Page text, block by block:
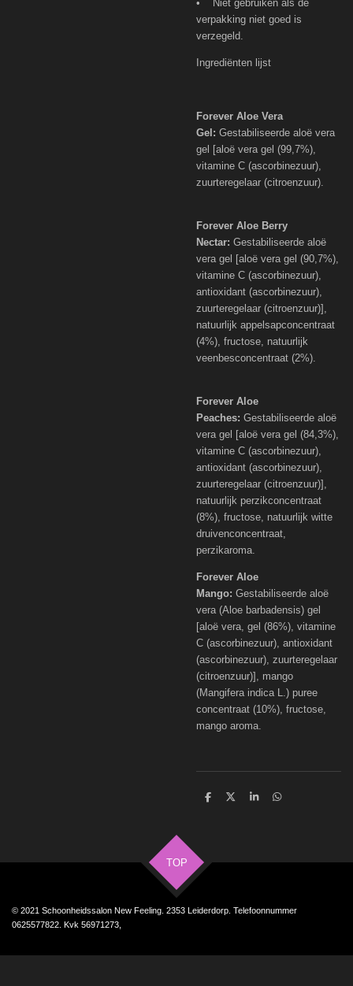
• Niet gebruiken als de
verpakking niet goed is
verzegeld.
Ingrediënten lijst
Forever Aloe Vera
Gel: Gestabiliseerde aloë vera
gel [aloë vera gel (99,7%),
vitamine C (ascorbinezuur),
zuurteregelaar (citroenzuur).
Forever Aloe Berry
Nectar: Gestabiliseerde aloë
vera gel [aloë vera gel (90,7%),
vitamine C (ascorbinezuur),
antioxidant (ascorbinezuur),
zuurteregelaar (citroenzuur)],
natuurlijk appelsapconcentraat
(4%), fructose, natuurlijk
veenbesconcentraat (2%).
Forever Aloe
Peaches: Gestabiliseerde aloë
vera gel [aloë vera gel (84,3%),
vitamine C (ascorbinezuur),
antioxidant (ascorbinezuur),
zuurteregelaar (citroenzuur)],
natuurlijk perzikconcentraat
(8%), fructose, natuurlijk witte
druivenconcentraat,
perzikaroma.
Forever Aloe
Mango: Gestabiliseerde aloë
vera (Aloe barbadensis) gel
[aloë vera, gel (86%), vitamine
C (ascorbinezuur), antioxidant
(ascorbinezuur), zuurteregelaar
(citroenzuur)], mango
(Mangifera indica L.) puree
concentraat (10%), fructose,
mango aroma.
D
D
S
D
TOP
© 2021 Schoonheidssalon New Feeling. 2353 Leiderdorp. Telefoonnummer
0625577822. Kvk 56971273,